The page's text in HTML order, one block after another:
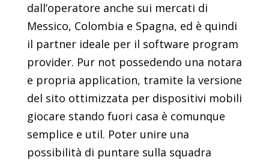
dall’operatore anche sui mercati di
Messico, Colombia e Spagna, ed è quindi
il partner ideale per il software program
provider. Pur not possedendo una notara
e propria application, tramite la versione
del sito ottimizzata per dispositivi mobili
giocare stando fuori casa è comunque
semplice e util. Poter unire una
possibilità di puntare sulla squadra